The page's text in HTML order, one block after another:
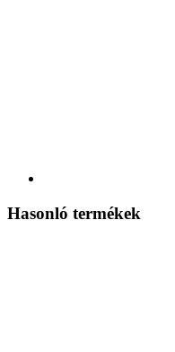
Hasonló termékek